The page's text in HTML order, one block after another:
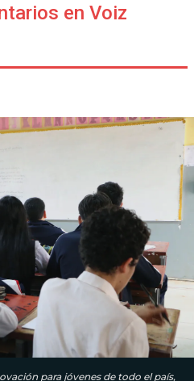
en Voiz
para jóvenes de todo el país,